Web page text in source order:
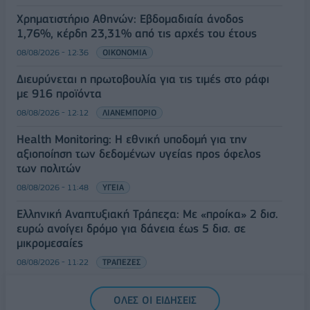
Χρηματιστήριο Αθηνών: Εβδομαδιαία άνοδος
1,76%, κέρδη 23,31% από τις αρχές του έτους
08/08/2026 - 12:36 ΟΙΚΟΝΟΜΙΑ
Διευρύνεται η πρωτοβουλία για τις τιμές στο ράφι
με 916 προϊόντα
08/08/2026 - 12:12 ΛΙΑΝΕΜΠΟΡΙΟ
Health Monitoring: Η εθνική υποδομή για την
αξιοποίηση των δεδομένων υγείας προς όφελος
των πολιτών
08/08/2026 - 11:48 ΥΓΕΙΑ
Ελληνική Αναπτυξιακή Τράπεζα: Με «προίκα» 2 δισ.
ευρώ ανοίγει δρόμο για δάνεια έως 5 δισ. σε
μικρομεσαίες
08/08/2026 - 11:22 ΤΡΑΠΕΖΕΣ
5G παντού, 6G στον ορίζοντα: Πού βρίσκεται η
Ελλάδα στη μεγάλη τεχνολογική μετάβαση
ΟΛΕΣ ΟΙ ΕΙΔΗΣΕΙΣ